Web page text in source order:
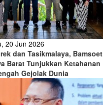
20 Jun 2026
dan Tasikmalaya, Bamsoet
Barat Tunjukkan Ketahanan
Gejolak Dunia